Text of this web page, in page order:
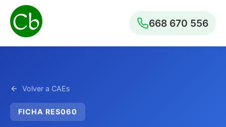
668 670 556
Volver a CAEs
FICHA RES060